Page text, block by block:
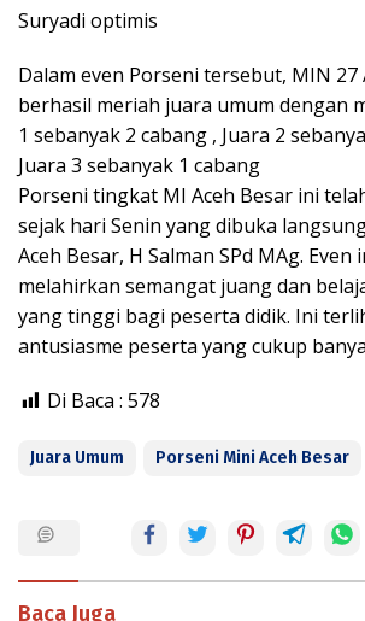
Suryadi optimis
Dalam even Porseni tersebut, MIN 27
berhasil meriah juara umum dengan
1 sebanyak 2 cabang , Juara 2
Juara 3 sebanyak 1 cabang
Porseni tingkat MI Aceh Besar ini
sejak hari Senin yang dibuka
Aceh Besar, H Salman SPd MAg. Even
melahirkan semangat juang dan
yang tinggi bagi peserta didik. Ini
antusiasme peserta yang cukup
Di Baca : 578
Juara Umum Porseni Mini Aceh Besar
Baca Juga